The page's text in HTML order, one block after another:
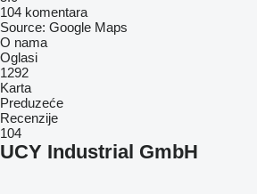
104 komentara
Source: Google Maps
O nama
Oglasi
1292
Karta
Preduzeće
Recenzije
104
UCY Industrial GmbH